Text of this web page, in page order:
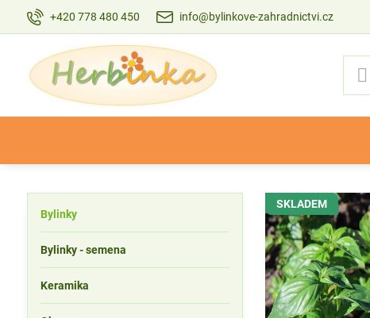
+420 778 480 450 info@bylinkove-zahradnictvi.cz
SKLADEM
Bylinky
Bylinky - semena
Keramika